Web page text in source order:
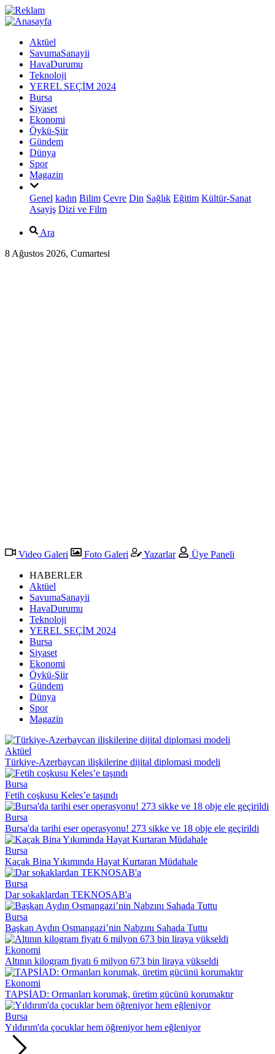
Aktüel
SavumaSanayii
HavaDurumu
Teknoloji
YEREL SEÇİM 2024
Bursa
Siyaset
Ekonomi
Öykü-Şiir
Gündem
Dünya
Spor
Magazin
Genel kadın Bilim Çevre Din Sağlık Eğitim Kültür-Sanat
Asayiş Dizi ve Film
Ara
8 Ağustos 2026, Cumartesi
Video Galeri Foto Galeri Yazarlar
Üye Paneli
HABERLER
Aktüel
SavumaSanayii
HavaDurumu
Teknoloji
YEREL SEÇİM 2024
Bursa
Siyaset
Ekonomi
Öykü-Şiir
Gündem
Dünya
Spor
Magazin
Aktüel
Türkiye-Azerbaycan ilişkilerine dijital diplomasi modeli
Bursa
Fetih coşkusu Keles’e taşındı
Bursa
Bursa'da tarihi eser operasyonu! 273 sikke ve 18 obje ele geçirildi
Bursa
Kaçak Bina Yıkımında Hayat Kurtaran Müdahale
Bursa
Dar sokaklardan TEKNOSAB'a
Bursa
Başkan Aydın Osmangazi’nin Nabzını Sahada Tuttu
Ekonomi
Altının kilogram fiyatı 6 milyon 673 bin liraya yükseldi
Ekonomi
TAPSİAD: Ormanları korumak, üretim gücünü korumaktır
Bursa
Yıldırım'da çocuklar hem öğreniyor hem eğleniyor